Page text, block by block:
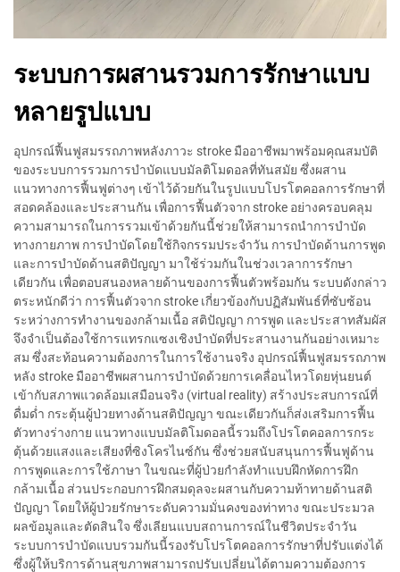
ระบบการผสานรวมการรักษาแบบ
หลายรูปแบบ
อุปกรณ์ฟื้นฟูสมรรถภาพหลังภาวะ stroke มืออาชีพมาพร้อมคุณสมบัติ
ของระบบการรวมการบำบัดแบบมัลติโมดอลที่ทันสมัย ซึ่งผสาน
แนวทางการฟื้นฟูต่างๆ เข้าไว้ด้วยกันในรูปแบบโปรโตคอลการรักษาที่
สอดคล้องและประสานกัน เพื่อการฟื้นตัวจาก stroke อย่างครอบคลุม
ความสามารถในการรวมเข้าด้วยกันนี้ช่วยให้สามารถนำการบำบัด
ทางกายภาพ การบำบัดโดยใช้กิจกรรมประจำวัน การบำบัดด้านการพูด
และการบำบัดด้านสติปัญญา มาใช้ร่วมกันในช่วงเวลาการรักษา
เดียวกัน เพื่อตอบสนองหลายด้านของการฟื้นตัวพร้อมกัน ระบบดังกล่าว
ตระหนักดีว่า การฟื้นตัวจาก stroke เกี่ยวข้องกับปฏิสัมพันธ์ที่ซับซ้อน
ระหว่างการทำงานของกล้ามเนื้อ สติปัญญา การพูด และประสาทสัมผัส
จึงจำเป็นต้องใช้การแทรกแซงเชิงบำบัดที่ประสานงานกันอย่างเหมาะ
สม ซึ่งสะท้อนความต้องการในการใช้งานจริง อุปกรณ์ฟื้นฟูสมรรถภาพ
หลัง stroke มืออาชีพผสานการบำบัดด้วยการเคลื่อนไหวโดยหุ่นยนต์
เข้ากับสภาพแวดล้อมเสมือนจริง (virtual reality) สร้างประสบการณ์ที่
ดื่มด่ำ กระตุ้นผู้ป่วยทางด้านสติปัญญา ขณะเดียวกันก็ส่งเสริมการฟื้น
ตัวทางร่างกาย แนวทางแบบมัลติโมดอลนี้รวมถึงโปรโตคอลการกระ
ตุ้นด้วยแสงและเสียงที่ซิงโครไนซ์กัน ซึ่งช่วยสนับสนุนการฟื้นฟูด้าน
การพูดและการใช้ภาษา ในขณะที่ผู้ป่วยกำลังทำแบบฝึกหัดการฝึก
กล้ามเนื้อ ส่วนประกอบการฝึกสมดุลจะผสานกับความท้าทายด้านสติ
ปัญญา โดยให้ผู้ป่วยรักษาระดับความมั่นคงของท่าทาง ขณะประมวล
ผลข้อมูลและตัดสินใจ ซึ่งเลียนแบบสถานการณ์ในชีวิตประจำวัน
ระบบการบำบัดแบบรวมกันนี้รองรับโปรโตคอลการรักษาที่ปรับแต่งได้
ซึ่งผู้ให้บริการด้านสุขภาพสามารถปรับเปลี่ยนได้ตามความต้องการ